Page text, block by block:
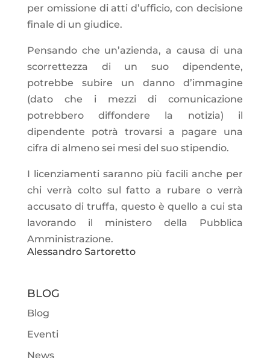
per omissione di atti d’ufficio, con decisione
finale di un giudice.
Pensando che un’azienda, a causa di una
scorrettezza di un suo dipendente,
potrebbe subire un danno d’immagine
(dato che i mezzi di comunicazione
potrebbero diffondere la notizia) il
dipendente potrà trovarsi a pagare una
cifra di almeno sei mesi del suo stipendio.
I licenziamenti saranno più facili anche per
chi verrà colto sul fatto a rubare o verrà
accusato di truffa, questo è quello a cui sta
lavorando il ministero della Pubblica
Amministrazione.
Alessandro Sartoretto
BLOG
Blog
Eventi
News